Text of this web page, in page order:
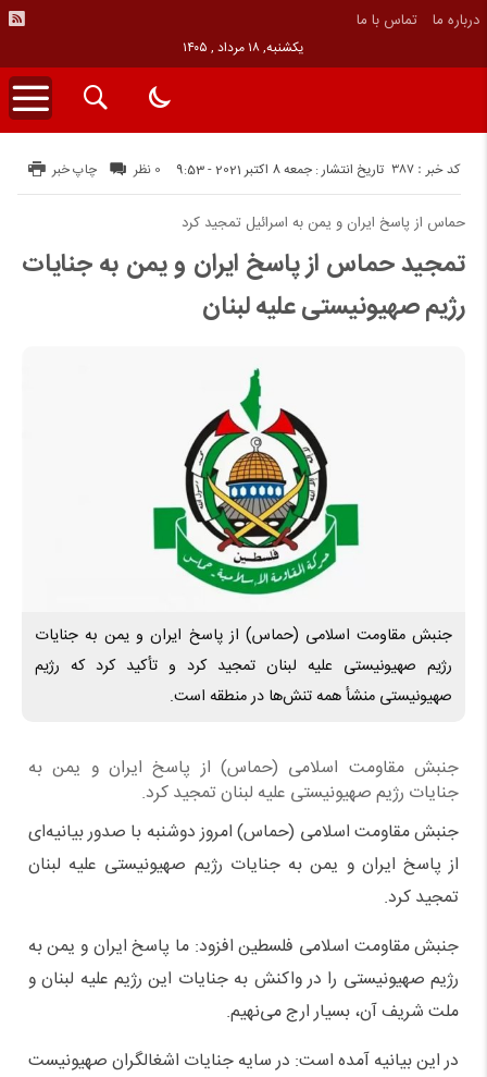
درباره ما تماس با ما
یکشنبه, ۱۸ مرداد , ۱۴۰۵
تاریخ انتشار : جمعه 8 اکتبر 2021 - 9:53 کد خبر : 387 چاپ خبر 0 نظر
حماس از پاسخ ایران و یمن به اسرائیل تمجید کرد
تمجید حماس از پاسخ ایران و یمن به جنایات
رژیم صهیونیستی علیه لبنان
جنبش مقاومت اسلامی (حماس) از پاسخ ایران و یمن به جنایات
رژیم صهیونیستی علیه لبنان تمجید کرد و تأکید کرد که رژیم
صهیونیستی منشأ همه تنش‌ها در منطقه است.
جنبش مقاومت اسلامی (حماس) از پاسخ ایران و یمن به
جنایات رژیم صهیونیستی علیه لبنان تمجید کرد.
جنبش مقاومت اسلامی (حماس) امروز دوشنبه با صدور بیانیه‌ای
از پاسخ ایران و یمن به جنایات رژیم صهیونیستی علیه لبنان
تمجید کرد.
جنبش مقاومت اسلامی فلسطین افزود: ما پاسخ ایران و یمن به
رژیم صهیونیستی را در واکنش به جنایات این رژیم علیه لبنان و
ملت شریف آن، بسیار ارج می‌نهیم.
در این بیانیه آمده است: در سایه جنایات اشغالگران صهیونیست